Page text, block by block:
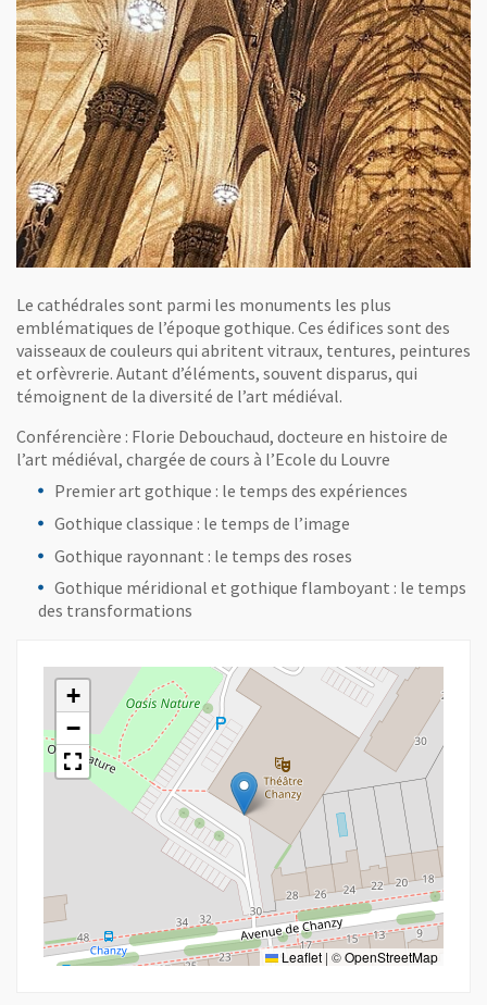
Le cathédrales sont parmi les monuments les plus
emblématiques de l’époque gothique. Ces édifices sont des
vaisseaux de couleurs qui abritent vitraux, tentures, peintures
et orfèvrerie. Autant d’éléments, souvent disparus, qui
témoignent de la diversité de l’art médiéval.
Conférencière : Florie Debouchaud, docteure en histoire de
l’art médiéval, chargée de cours à l’Ecole du Louvre
Premier art gothique : le temps des expériences
Gothique classique : le temps de l’image
Gothique rayonnant : le temps des roses
Gothique méridional et gothique flamboyant : le temps
des transformations
+
−
Leaflet | ©OpenStreetMap